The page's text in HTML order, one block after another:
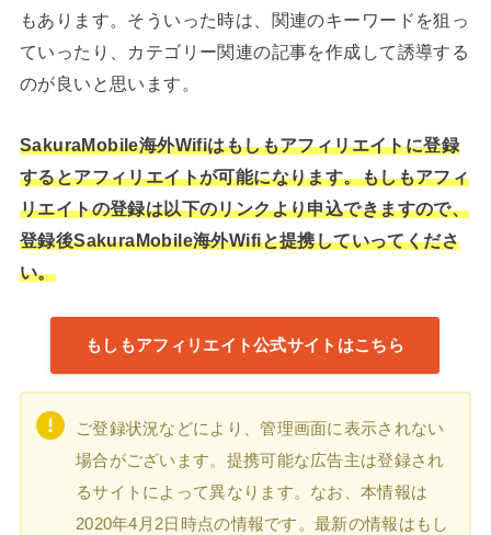
もあります。そういった時は、関連のキーワードを狙っ
ていったり、カテゴリー関連の記事を作成して誘導する
のが良いと思います。
SakuraMobile海外Wifiはもしもアフィリエイトに登録
するとアフィリエイトが可能になります。もしもアフィ
リエイトの登録は以下のリンクより申込できますので、
登録後SakuraMobile海外Wifiと提携していってくださ
い。
もしもアフィリエイト公式サイトはこちら
ご登録状況などにより、管理画面に表示されない
場合がございます。提携可能な広告主は登録され
るサイトによって異なります。なお、本情報は
2020年4月2日時点の情報です。最新の情報はもし